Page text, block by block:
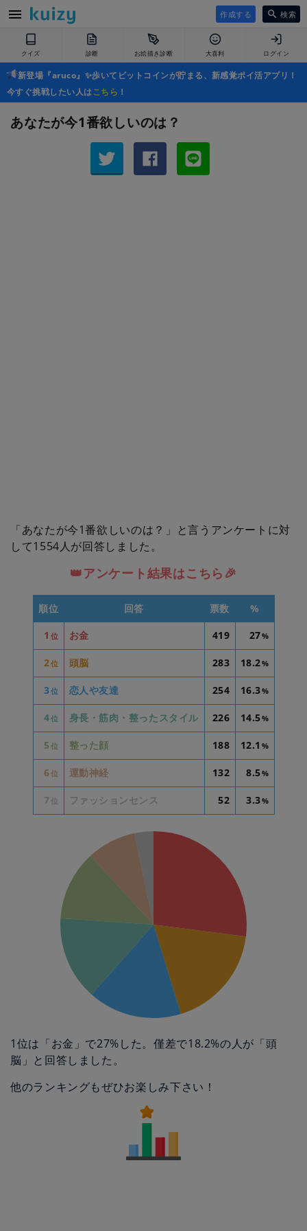
作成する 検索
クイズ 診断 お絵描き診断 大喜利 ログイン
新登場『aruco』✨歩いてビットコインが貯まる、新感覚ポイ活アプリ！
今すぐ挑戦したい人はこちら ！
あなたが今1番欲しいのは？
「あなたが今1番欲しいのは？」と言うアンケートに対
して1554人が回答しました。
👑アンケート結果はこちら🎉
順位 回答 票数 %
1 位 お金 419 27%
2位 頭脳 283 18.2%
3位 恋人や友達 254 16.3%
4位 身長・筋肉・整ったスタイル 226 14.5%
5 位 整った顔 188 12.1 %
6位 運動神経 132 8.5%
7 位 ファッションセンス 52 3.3%
1位は「お金」で27%した。僅差で18.2%の人が「頭
脳」と回答しました。
他のランキングもぜひお楽しみ下さい！